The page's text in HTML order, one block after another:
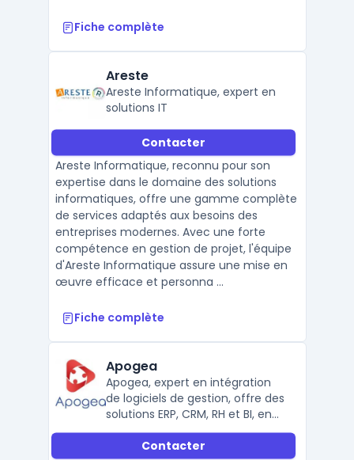
Fiche complète
Areste
Areste Informatique, expert en
solutions IT
Contacter
Areste Informatique, reconnu pour son
expertise dans le domaine des solutions
informatiques, offre une gamme complète
de services adaptés aux besoins des
entreprises modernes. Avec une forte
compétence en gestion de projet, l'équipe
d'Areste Informatique assure une mise en
œuvre efficace et personna ...
Fiche complète
Apogea
Apogea, expert en intégration
de logiciels de gestion, offre des
solutions ERP, CRM, RH et BI, en
partenariat avec Sage, Cegid et
Microsoft.Contacter